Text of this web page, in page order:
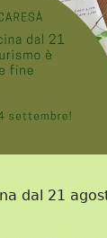
dal 21